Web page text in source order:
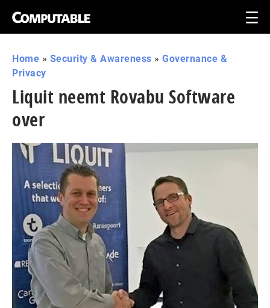
Home » Security & Awareness » Governance &
Privacy
Liquit neemt Rovabu Software
over